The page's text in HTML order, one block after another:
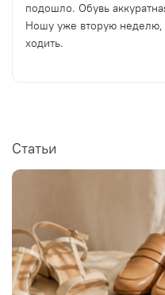
подошло. Обувь
Ношу уже вторую
ходить.
Статьи